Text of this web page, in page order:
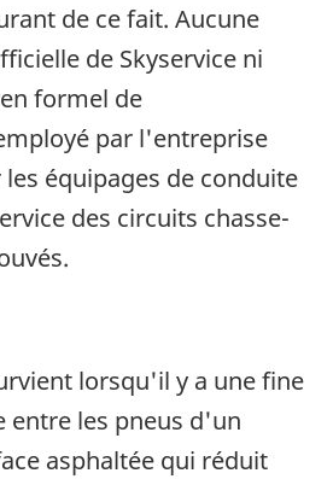
de ce fait. Aucune
de Skyservice ni
formel de
par l'entreprise
équipages de conduite
des circuits chasse-
lorsqu'il y a une fine
entre les pneus d'un
asphaltée qui réduit